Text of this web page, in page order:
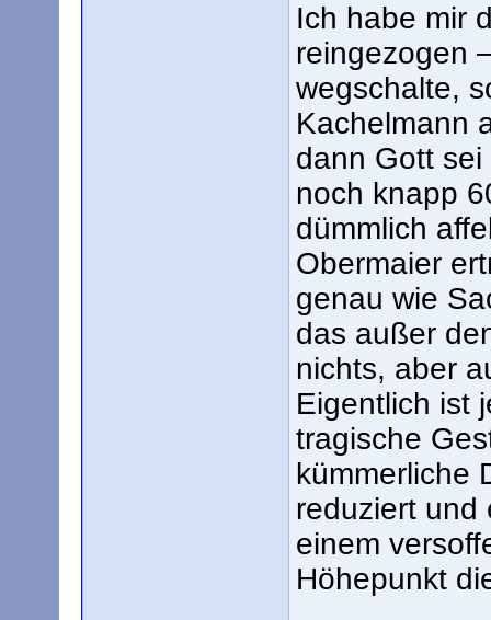
Ich habe mir
reingezogen
wegschalte,
Kachelmann
dann Gott
noch knapp
dümmlich
Obermaier
genau wie
das außer
nichts, aber
Eigentlich ist
tragische
kümmerliche
reduziert und
einem
Höhepunkt